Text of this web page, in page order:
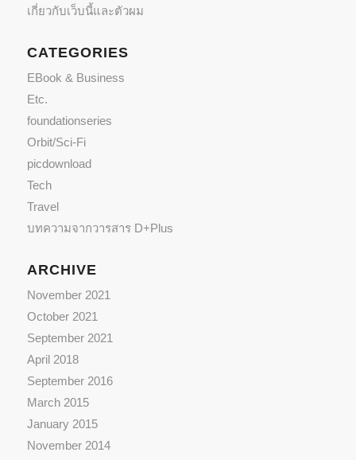
เกี่ยวกับเว็บนี้และตัวผม
CATEGORIES
EBook & Business
Etc.
foundationseries
Orbit/Sci-Fi
picdownload
Tech
Travel
บทความจากวารสาร D+Plus
ARCHIVE
November 2021
October 2021
September 2021
April 2018
September 2016
March 2015
January 2015
November 2014